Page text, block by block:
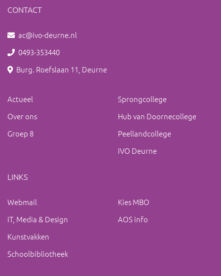
CONTACT
ac@ivo-deurne.nl
0493-353440
Burg. Roefslaan 11, Deurne
Actueel
Over ons
Groep 8
Sprongcollege
Hub van Doornecollege
Peellandcollege
IVO Deurne
LINKS
Webmail
IT, Media & Design
Kunstvakken
Schoolbibliotheek
Kies MBO
AOS info